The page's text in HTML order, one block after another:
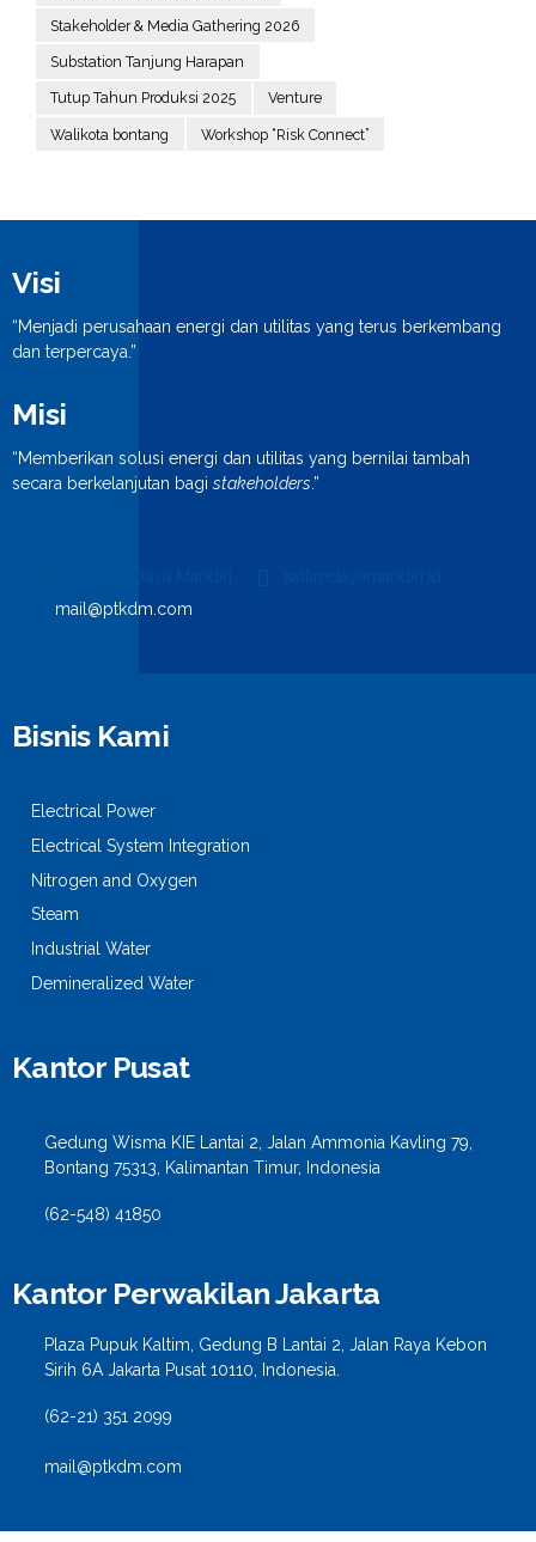
Stakeholder & Media Gathering 2026
Substation Tanjung Harapan
Tutup Tahun Produksi 2025 Venture
Walikota bontang Workshop “Risk Connect”
Visi
“Menjadi perusahaan energi dan utilitas yang terus berkembang
dan terpercaya.”
Misi
“Memberikan solusi energi dan utilitas yang bernilai tambah
secara berkelanjutan bagi stakeholders.”
mail@ptkdm.com
Bisnis Kami
Electrical Power
Electrical System Integration
Nitrogen and Oxygen
Steam
Industrial Water
Demineralized Water
Kantor Pusat
Gedung Wisma KIE Lantai 2, Jalan Ammonia Kavling 79,
Bontang 75313, Kalimantan Timur, Indonesia
(62-548) 41850
Kantor Perwakilan Jakarta
Plaza Pupuk Kaltim, Gedung B Lantai 2, Jalan Raya Kebon
Sirih 6A Jakarta Pusat 10110, Indonesia.
(62-21) 351 2099
mail@ptkdm.com